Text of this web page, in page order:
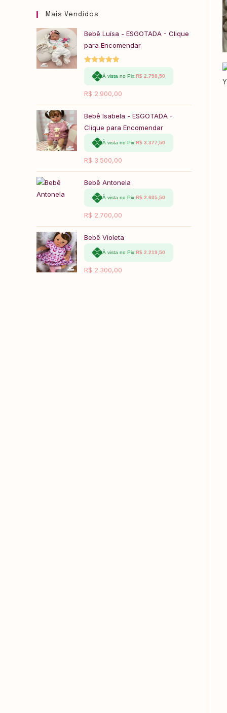
Mais Vendidos
Bebê Luísa - ESGOTADA - Clique
para Encomendar
Avaliação
5.00de 5
À vista no Pix:R$ 2.798,50
R$ 2.900,00
Bebê Isabela - ESGOTADA -
Clique para Encomendar
À vista no Pix:R$ 3.377,50
R$ 3.500,00
Bebê Antonela
À vista no Pix:R$ 2.605,50
R$ 2.700,00
Bebê Violeta
À vista no Pix:R$ 2.219,50
R$ 2.300,00